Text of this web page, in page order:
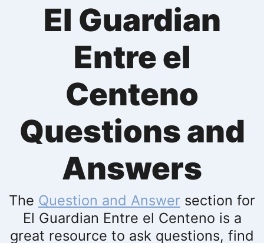
El Guardian
Entre el
Centeno
Questions and
Answers
The Question and Answer section for
El Guardian Entre el Centeno is a
great resource to ask questions, find